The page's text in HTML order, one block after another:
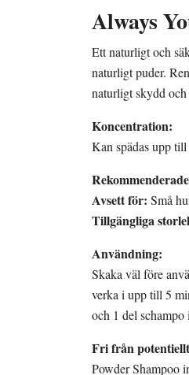
Always
Ett naturligt och
naturligt puder.
naturligt skydd och
Koncentration:
Kan spädas upp
Avsett för: Små
Tillgängliga
Användning:
Skaka väl före
verka i upp till 5
och 1 del
Fri från
Powder Shampoo